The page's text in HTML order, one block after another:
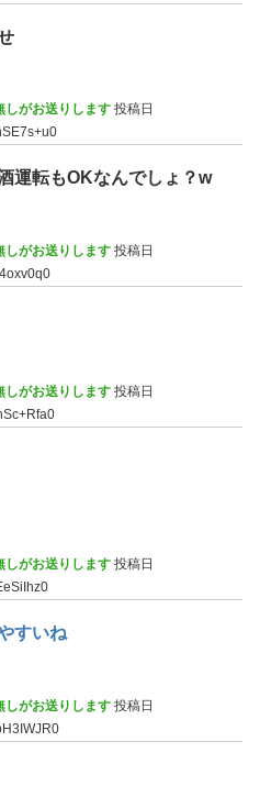
しがお送りします 投稿日
運転もOKなんでしょ？w
しがお送りします 投稿日
しがお送りします 投稿日
しがお送りします 投稿日
すいね
しがお送りします 投稿日